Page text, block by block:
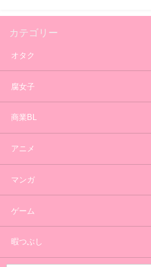
カテゴリー
オタク
腐女子
商業BL
アニメ
マンガ
ゲーム
暇つぶし